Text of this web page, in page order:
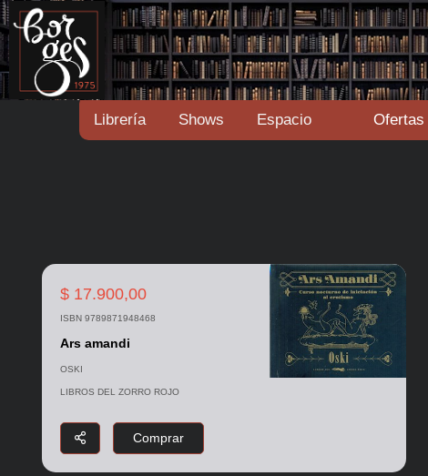
Librería Shows Espacio Ofertas
$ 17.900,00
ISBN 9789871948468
Ars amandi
OSKI
LIBROS DEL ZORRO ROJO
Comprar